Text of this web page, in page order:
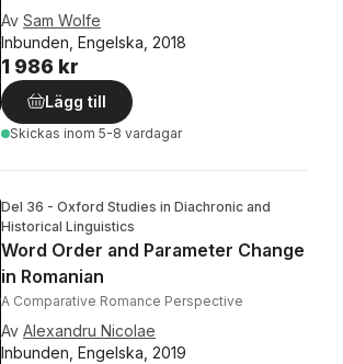
Av Sam Wolfe
Inbunden, Engelska, 2018
1 986 kr
Lägg till
Skickas inom 5-8 vardagar
Del 36 - Oxford Studies in Diachronic and
Historical Linguistics
Word Order and Parameter Change
in Romanian
A Comparative Romance Perspective
Av Alexandru Nicolae
Inbunden, Engelska, 2019